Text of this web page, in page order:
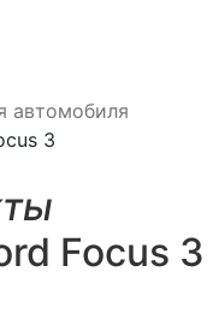
автомобиля
3
Focus 3